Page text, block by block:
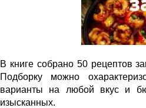
В книге собрано 50 рецептов
Подборку можно
варианты на любой вкус и
изысканных.